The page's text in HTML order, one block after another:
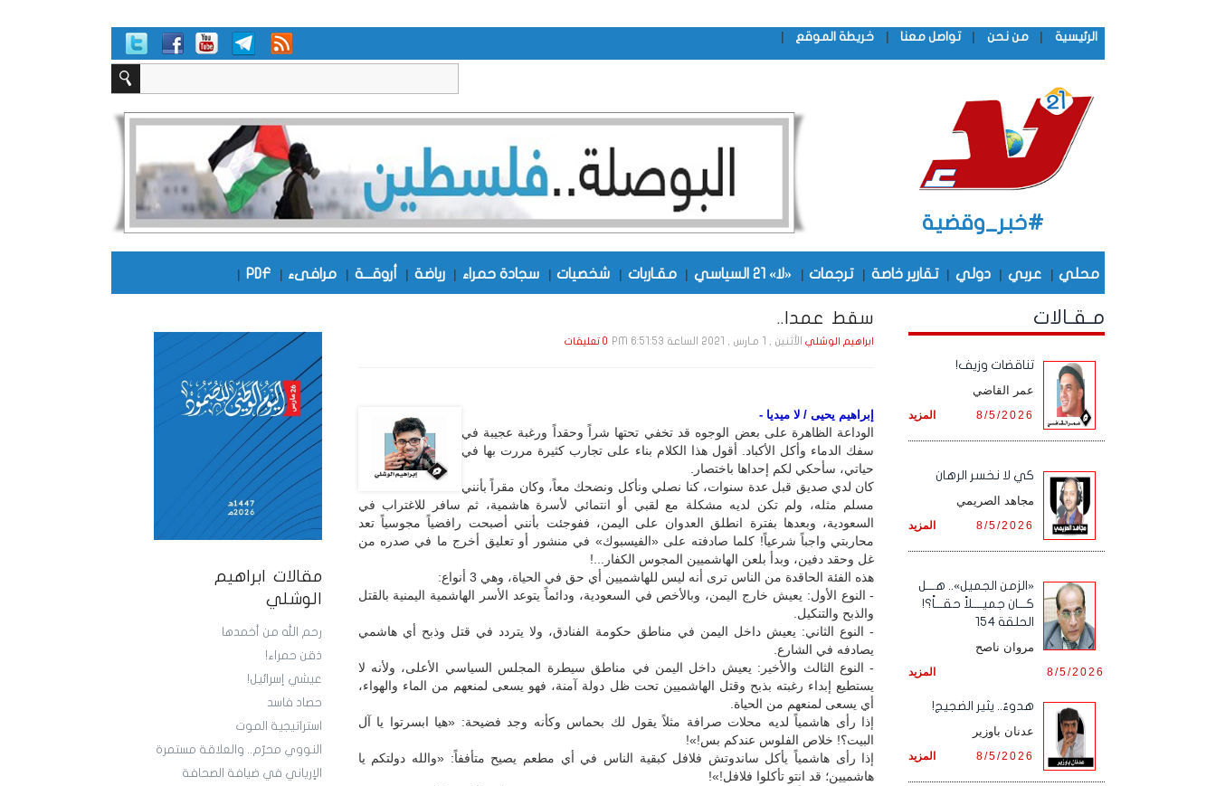
الرئيسية | من نحن | تواصل معنا | خريطة الموقع |
#خبر_وقضية
محلي | عربي | دولي | تقارير خاصة | ترجمات | «لا» 21 السياسي | مقـاربات | شخصيات | سجادة حمراء | رياضة | أروقـــة | مرافىء |
PDF
|
مقالات ابراهيم
الوشلي
رحم الله من أخمدها
ذقن حمراء!
عيشي إسرائيل!
حصاد فاسد
استراتيجية الموت
النووي محرّم.. والعلاقة مستمرة
الإرياني في ضيافة الصحافة
سقط عمدا..
ابراهيم الوشليالأثنين , 1 مـارس , 2021 الساعة 6:51:53 PM 0 تعليقات
إبراهيم يحيى / لا ميديا -
الوداعة الظاهرة على بعض الوجوه قد تخفي تحتها شراً وحقداً ورغبة عجيبة في
سفك الدماء وأكل الأكباد. أقول هذا الكلام بناء على تجارب كثيرة مررت بها في
حياتي، سأحكي لكم إحداها باختصار.
كان لدي صديق قبل عدة سنوات، كنا نصلي ونأكل ونضحك معاً، وكان مقراً بأنني
مسلم مثله، ولم تكن لديه مشكلة مع لقبي أو انتمائي لأسرة هاشمية، ثم سافر للاغتراب في
السعودية، وبعدها بفترة انطلق العدوان على اليمن، ففوجئت بأنني أصبحت رافضياً مجوسياً تعد
محاربتي واجباً شرعياً! كلما صادفته على «الفيسبوك» في منشور أو تعليق أخرج ما في صدره من
غل وحقد دفين، وبدأ بلعن الهاشميين المجوس الكفار...!
هذه الفئة الحاقدة من الناس ترى أنه ليس للهاشميين أي حق في الحياة، وهي 3 أنواع:
- النوع الأول: يعيش خارج اليمن، وبالأخص في السعودية، ودائماً يتوعد الأسر الهاشمية اليمنية بالقتل
والذبح والتنكيل.
- النوع الثاني: يعيش داخل اليمن في مناطق حكومة الفنادق، ولا يتردد في قتل وذبح أي هاشمي
يصادفه في الشارع.
- النوع الثالث والأخير: يعيش داخل اليمن في مناطق سيطرة المجلس السياسي الأعلى، ولأنه لا
يستطيع إبداء رغبته بذبح وقتل الهاشميين تحت ظل دولة آمنة، فهو يسعى لمنعهم من الماء والهواء،
أي يسعى لمنعهم من الحياة.
إذا رأى هاشمياً لديه محلات صرافة مثلاً يقول لك بحماس وكأنه وجد فضيحة: «هيا ابسرتوا يا آل
البيت؟! خلاص الفلوس عندكم بس!»!
إذا رأى هاشمياً يأكل ساندوتش فلافل كبقية الناس في أي مطعم يصيح متأففاً: «والله دولتكم يا
هاشميين؛ قد انتو تأكلوا فلافل!»!
مـقـالات
تناقضات وزيف!
عمر القاضي
المزيد 8/5/2026
كي لا نخسر الرهان
مجاهد الصريمي
المزيد 8/5/2026
«الزمن الجميل».. هـــل
كـــان جميــــلاً حقـــاً؟!
الحلقة 154
مروان ناصح
المزيد 8/5/2026
هدوءٌ.. يثير الضجيج!
عدنان باوزير
المزيد 8/5/2026